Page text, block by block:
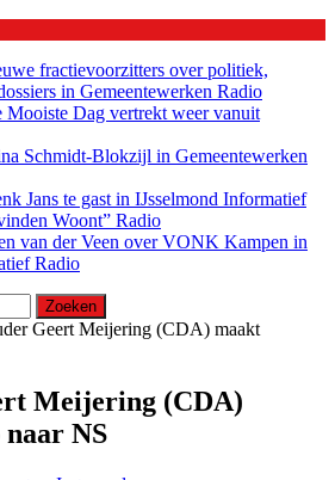
fractievoorzitters over politiek,
in Gemeentewerken Radio
Mooiste Dag vertrekt weer vanuit
Schmidt-Blokzijl in Gemeentewerken
Jans te gast in IJsselmond Informatief
Woont” Radio
van der Veen over VONK Kampen in
Radio
Geert Meijering (CDA) maakt
Meijering (CDA)
NS